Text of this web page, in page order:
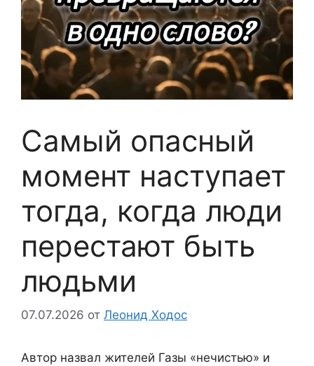
Самый опасный
момент наступает
тогда, когда люди
перестают быть
людьми
07.07.2026 от Леонид Ходос
Автор назвал жителей Газы «нечистью» и